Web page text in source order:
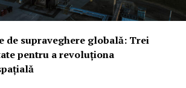
Unite își asigură o supremație
a fortifica un sistem de apărare care
de date precise și livrate
venite din partea forțelor
această redistribuire a
de securitate între aliații săi
rămân sceptici cu privire la
de supraveghere globală: Trei
pentru a revoluționa